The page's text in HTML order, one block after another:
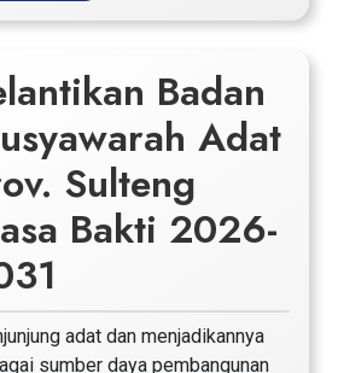
Badan
Adat
Sulteng
Bakti 2026-
adat dan menjadikannya
sumber daya pembangunan